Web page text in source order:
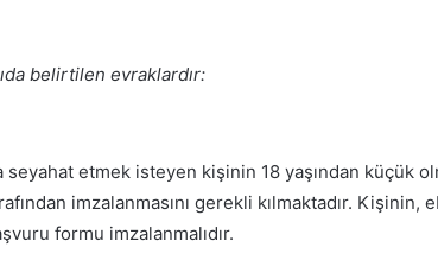
belirtilen evraklardır:
seyahat etmek isteyen kişinin 18 yaşından küçük
imzalanmasını gerekli kılmaktadır. Kişinin,
formu imzalanmalıdır.